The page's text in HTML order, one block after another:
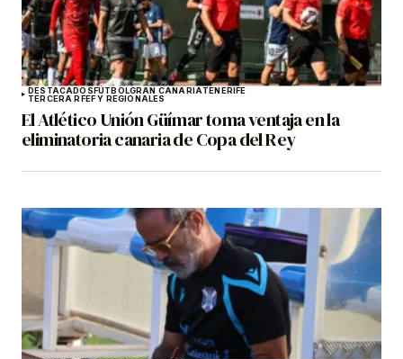
DESTACADOSFÚTBOLGRAN CANARIATENERIFE
TERCERA RFEF Y REGIONALES
El Atlético Unión Güímar toma ventaja en la
eliminatoria canaria de Copa del Rey